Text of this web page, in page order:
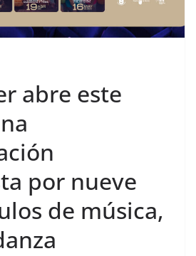
abre este
por nueve
de música,